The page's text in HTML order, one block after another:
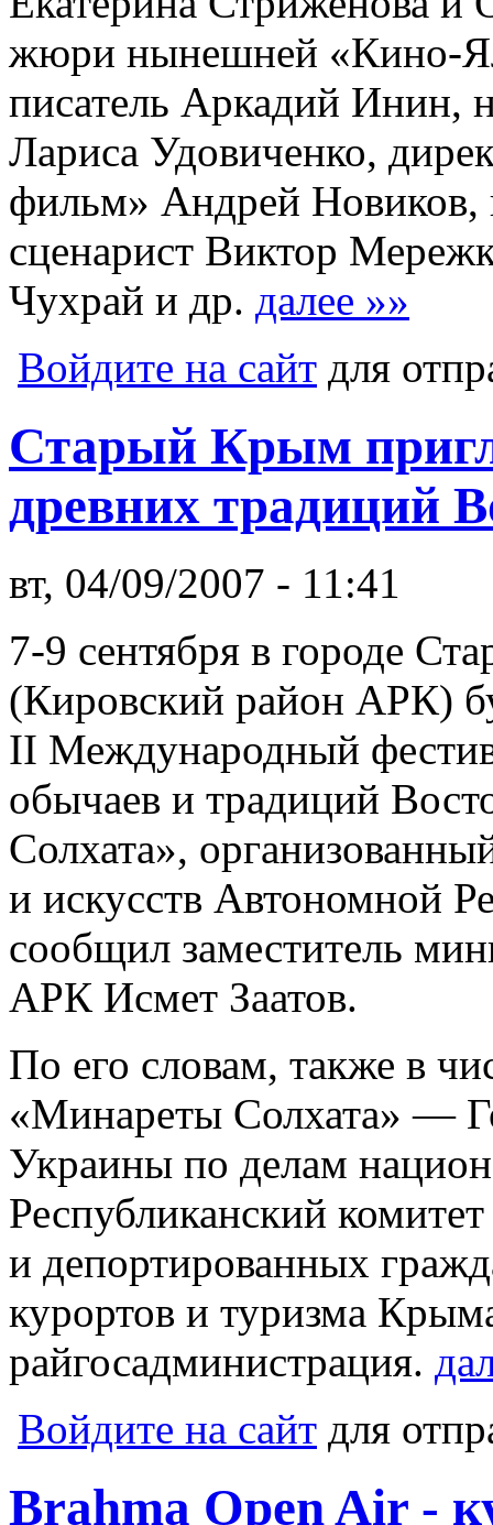
жюри нынешней «Кино-
писатель Аркадий Инин,
Лариса Удовиченко,
фильм» Андрей Новиков,
сценарист Виктор
Чухрай и др. далее »»
Войдите на сайт для
Старый Крым
древних традиций
вт, 04/09/2007 - 11:41
7-9 сентября в городе
(Кировский район АРК)
II Международный
обычаев и традиций
Солхата»,
и искусств Автономной
сообщил заместитель
АРК Исмет Заатов.
По его словам, также в
«Минареты Солхата» —
Украины по делам
Республиканский
и депортированных
курортов и туризма
райгосадминистрация.
Войдите на сайт для
Brahma Open Air -